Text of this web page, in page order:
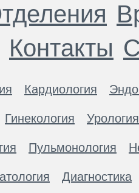
Контакты
Кардиология
Гинекология Урология
Пульмонология
Диагностика